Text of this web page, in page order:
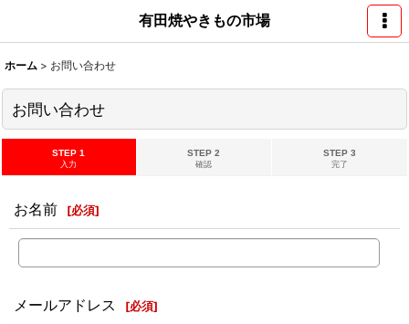
有田焼やきもの市場
ホーム > お問い合わせ
お問い合わせ
STEP 1
入力
STEP 2
確認
STEP 3
完了
お名前 [必須]
メールアドレス [必須]